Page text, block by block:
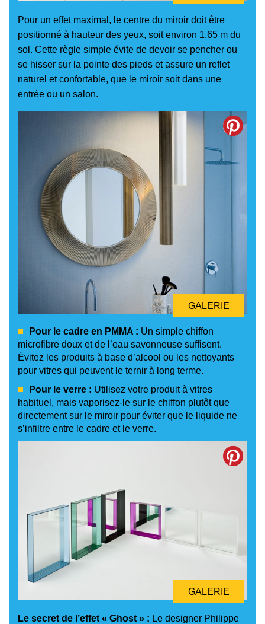
Pour un effet maximal, le centre du miroir doit être
positionné à hauteur des yeux, soit environ 1,65 m du
sol. Cette règle simple évite de devoir se pencher ou
se hisser sur la pointe des pieds et assure un reflet
naturel et confortable, que le miroir soit dans une
entrée ou un salon.
GALERIE
Pour le cadre en PMMA : Un simple chiffon
microfibre doux et de l’eau savonneuse suffisent.
Évitez les produits à base d’alcool ou les nettoyants
pour vitres qui peuvent le ternir à long terme.
Pour le verre : Utilisez votre produit à vitres
habituel, mais vaporisez-le sur le chiffon plutôt que
directement sur le miroir pour éviter que le liquide ne
s’infiltre entre le cadre et le verre.
GALERIE
Le secret de l’effet « Ghost » : Le designer Philippe